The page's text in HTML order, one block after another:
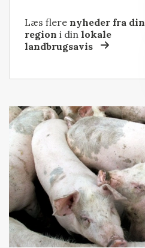
Læs flere nyheder fra din
region i dinlokale
landbrugsavis